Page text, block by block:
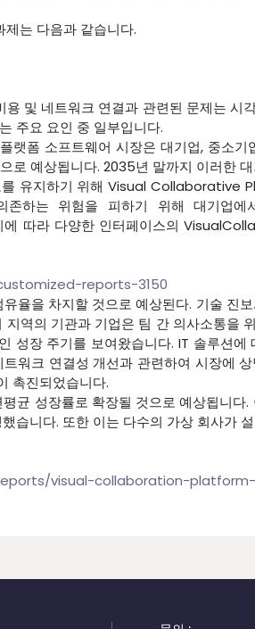
는 다음과 같습니다.
및 네트워크 연결과 관련된 문제는 시
주요 요인 중 일부입니다.
랫폼 소프트웨어 시장은 대기업, 중소기
로 예상됩니다. 2035년 말까지 이러한
를 유지하기 위해 Visual Collaborative
존하는 위험을 피하기 위해 대기업
따라 다양한 인터페이스의
reports-3150
율을 차지할 것으로 예상된다. 기술 진
역의 기관과 기업은 팀 간 의사소통을
성장 주기를 보여왔습니다. IT 솔루션
워크 연결성 개선과 관련하여 시장에
촉진되었습니다.
균 성장률로 확장될 것으로 예상됩니다
습니다. 또한 이는 다수의 가상 회사가
visual-collaboration-